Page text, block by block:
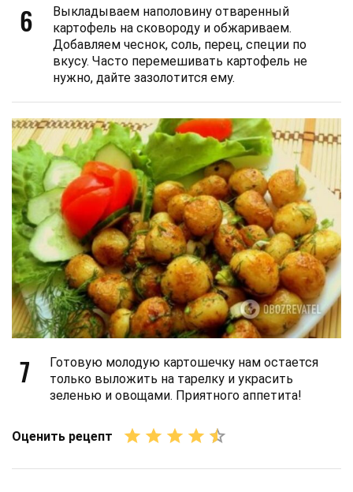
6
Выкладываем наполовину отваренный
картофель на сковороду и обжариваем.
Добавляем чеснок, соль, перец, специи по
вкусу. Часто перемешивать картофель не
нужно, дайте зазолотится ему.
7
Готовую молодую картошечку нам остается
только выложить на тарелку и украсить
зеленью и овощами. Приятного аппетита!
Оценить рецепт